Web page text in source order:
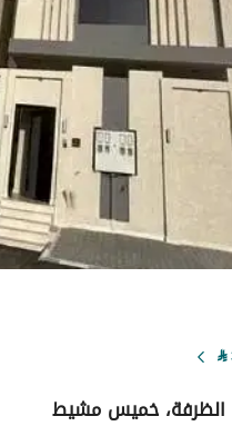
⃁
الظرفة، خميس مشيط